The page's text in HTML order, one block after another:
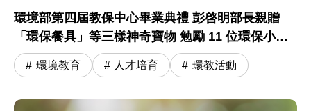
環境部第四屆教保中心畢業典禮 彭啓明部長親贈
「環保餐具」等三樣神奇寶物 勉勵 11 位環保小尖
兵開啟小學冒險旅程
環境教育 人才培育 環教活動